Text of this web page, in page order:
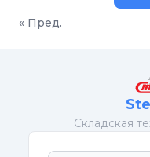
« Пред.
Cкладская